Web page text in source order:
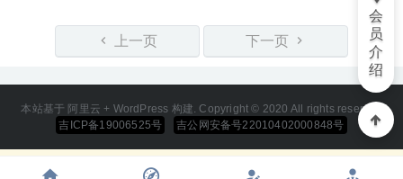
上一页 下一页
本站基于 阿里云 + WordPress 构建. Copyright © 2020 All rights reserved
吉ICP备19006525号
吉公网安备号22010402000848号
会
员
介
绍